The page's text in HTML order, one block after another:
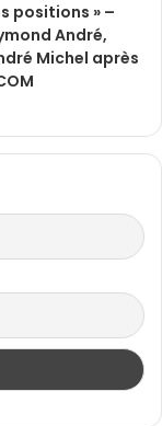
positions » –
André,
Michel après